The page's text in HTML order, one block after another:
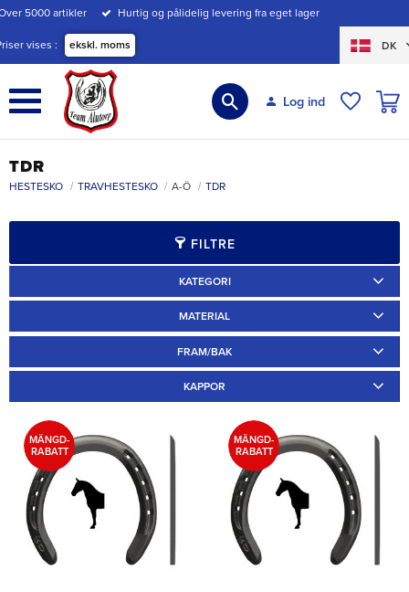
Menu
5000 artikler Hurtig og pålidelig levering fra eget lager
vises ekskl. moms DK
Log ind
TDR
HESTESKO TRAVHESTESKO A-Ö TDR
FILTRE
KATEGORI
MATERIAL
FRAM/BAK
KAPPOR
MÄNGD-
RABATT
MÄNGD-
RABATT